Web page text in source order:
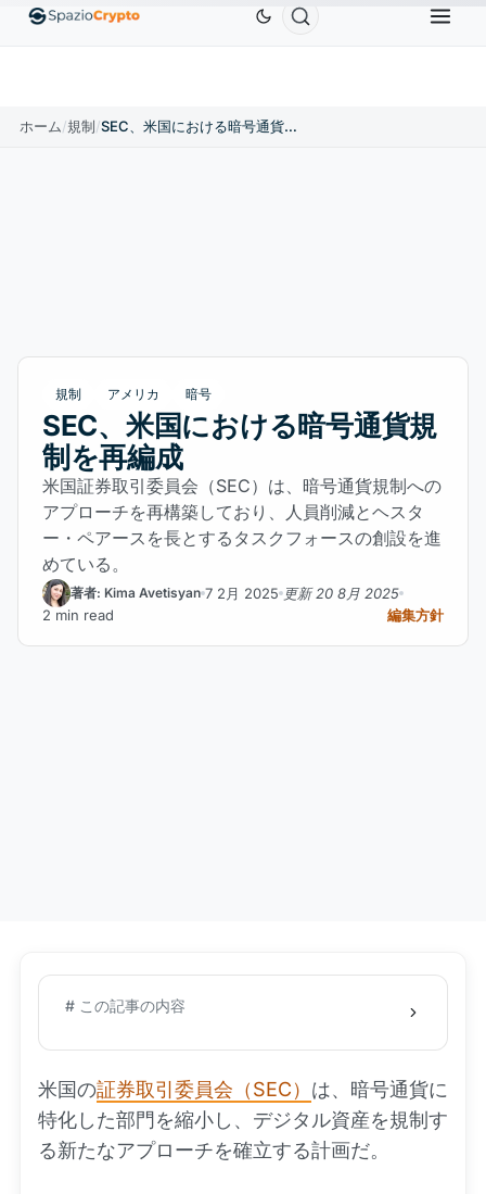
EthereumETH$1,880.58 Tether USDT BNBBNB
ホーム/規制/ SEC、米国における暗号通貨規制を再編成
規制 アメリカ 暗号
SEC、米国における暗号通貨規
制を再編成
米国証券取引委員会（SEC）は、暗号通貨規制への
アプローチを再構築しており、人員削減とヘスタ
ー・ペアースを長とするタスクフォースの創設を進
めている。
著者: Kima Avetisyan 7 2月 2025 更新 20 8月 2025
2 min read
編集方針
# この記事の内容
米国の証券取引委員会（SEC） は、暗号通貨に
特化した部門を縮小し、デジタル資産を規制す
る新たなアプローチを確立する計画だ。